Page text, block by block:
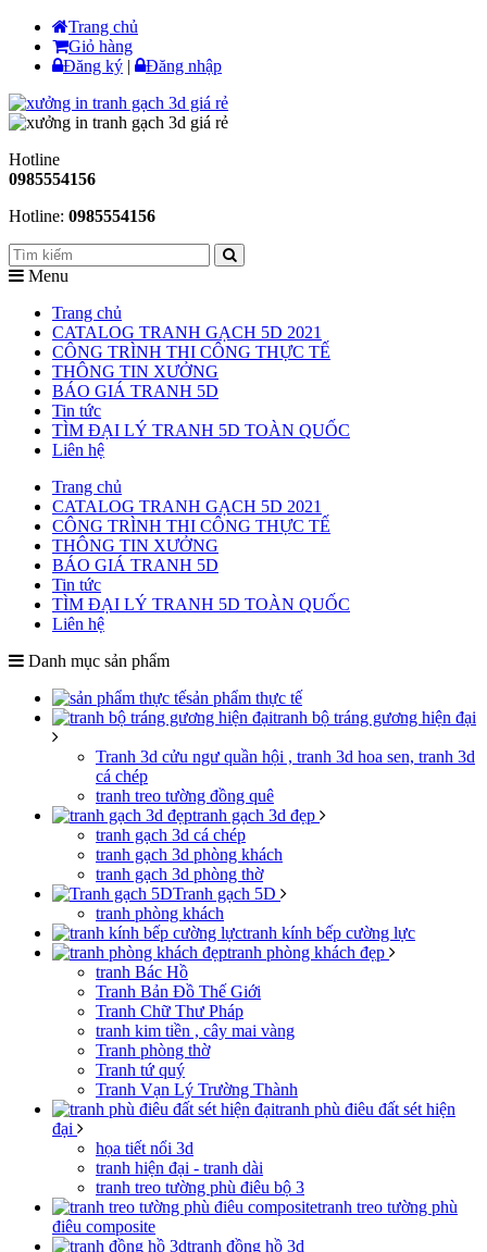
Trang chủ
Giỏ hàng
Đăng ký | Đăng nhập
Hotline
0985554156
Hotline: 0985554156
Menu
Trang chủ
CATALOG TRANH GẠCH 5D 2021
CÔNG TRÌNH THI CÔNG THỰC TẾ
THÔNG TIN XƯỞNG
BÁO GIÁ TRANH 5D
Tin tức
TÌM ĐẠI LÝ TRANH 5D TOÀN QUỐC
Liên hệ
Trang chủ
CATALOG TRANH GẠCH 5D 2021
CÔNG TRÌNH THI CÔNG THỰC TẾ
THÔNG TIN XƯỞNG
BÁO GIÁ TRANH 5D
Tin tức
TÌM ĐẠI LÝ TRANH 5D TOÀN QUỐC
Liên hệ
Danh mục sản phẩm
sản phẩm thực tế
tranh bộ tráng gương hiện đại
Tranh 3d cửu ngư quần hội , tranh 3d hoa sen, tranh 3d
cá chép
tranh treo tường đồng quê
tranh gạch 3d đẹp
tranh gạch 3d cá chép
tranh gạch 3d phòng khách
tranh gạch 3d phòng thờ
Tranh gạch 5D
tranh phòng khách
tranh kính bếp cường lực
tranh phòng khách đẹp
tranh Bác Hồ
Tranh Bản Đồ Thế Giới
Tranh Chữ Thư Pháp
tranh kim tiền , cây mai vàng
Tranh phòng thờ
Tranh tứ quý
Tranh Vạn Lý Trường Thành
tranh phù điêu đất sét hiện
đại
họa tiết nổi 3d
tranh hiện đại - tranh dài
tranh treo tường phù điêu bộ 3
tranh treo tường phù
điêu composite
tranh đồng hồ 3d